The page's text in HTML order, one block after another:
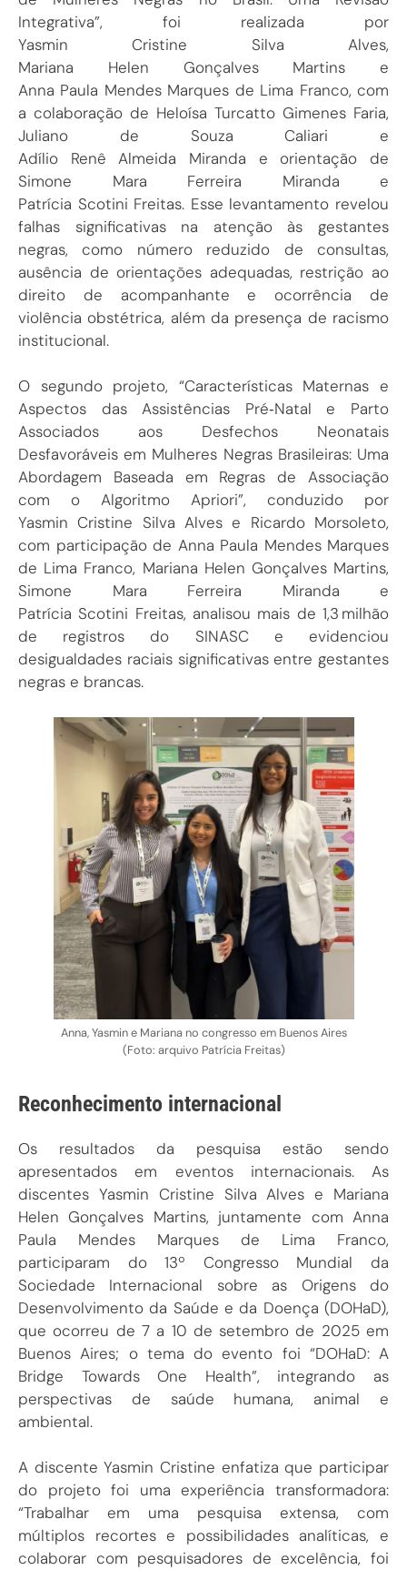
Integrativa”, foi realizada por
Yasmin Cristine Silva Alves,
Mariana Helen Gonçalves Martins e
Anna Paula Mendes Marques de Lima Franco, com
a colaboração de Heloísa Turcatto Gimenes Faria,
Juliano de Souza Caliari e
Adílio Renê Almeida Miranda e orientação de
Simone Mara Ferreira Miranda e
Patrícia Scotini Freitas. Esse levantamento revelou
falhas significativas na atenção às gestantes
negras, como número reduzido de consultas,
ausência de orientações adequadas, restrição ao
direito de acompanhante e ocorrência de
violência obstétrica, além da presença de racismo
institucional.
O segundo projeto, “Características Maternas e
Aspectos das Assistências Pré‑Natal e Parto
Associados aos Desfechos Neonatais
Desfavoráveis em Mulheres Negras Brasileiras: Uma
Abordagem Baseada em Regras de Associação
com o Algoritmo Apriori”, conduzido por
Yasmin Cristine Silva Alves e Ricardo Morsoleto,
com participação de Anna Paula Mendes Marques
de Lima Franco, Mariana Helen Gonçalves Martins,
Simone Mara Ferreira Miranda e
Patrícia Scotini Freitas, analisou mais de 1,3 milhão
de registros do SINASC e evidenciou
desigualdades raciais significativas entre gestantes
negras e brancas.
Anna, Yasmin e Mariana no congresso em Buenos Aires
(Foto: arquivo Patrícia Freitas)
Reconhecimento internacional
Os resultados da pesquisa estão sendo
apresentados em eventos internacionais. As
discentes Yasmin Cristine Silva Alves e Mariana
Helen Gonçalves Martins, juntamente com Anna
Paula Mendes Marques de Lima Franco,
participaram do 13º Congresso Mundial da
Sociedade Internacional sobre as Origens do
Desenvolvimento da Saúde e da Doença (DOHaD),
que ocorreu de 7 a 10 de setembro de 2025 em
Buenos Aires; o tema do evento foi “DOHaD: A
Bridge Towards One Health”, integrando as
perspectivas de saúde humana, animal e
ambiental.
A discente Yasmin Cristine enfatiza que participar
do projeto foi uma experiência transformadora:
“Trabalhar em uma pesquisa extensa, com
múltiplos recortes e possibilidades analíticas, e
colaborar com pesquisadores de excelência, foi